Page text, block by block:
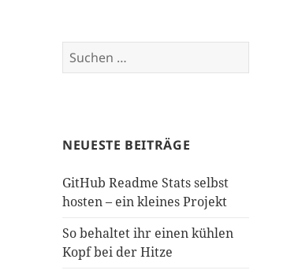
Suchen
nach:
NEUESTE BEITRÄGE
GitHub Readme Stats selbst
hosten – ein kleines Projekt
So behaltet ihr einen kühlen
Kopf bei der Hitze